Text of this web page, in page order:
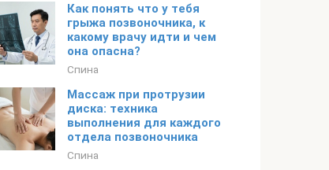
Как понять что у тебя
грыжа позвоночника, к
какому врачу идти и чем
она опасна?
Спина
Массаж при протрузии
диска: техника
выполнения для каждого
отдела позвоночника
Спина